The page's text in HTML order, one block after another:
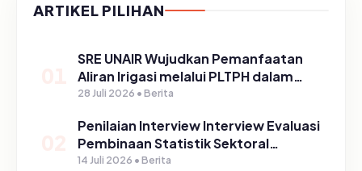
ARTIKEL PILIHAN
SRE UNAIR Wujudkan Pemanfaatan
Aliran Irigasi melalui PLTPH dalam
Program TIRTA PELITA di Desa
28 Juli 2026 • Berita
Penilaian Interview Interview Evaluasi
Pembinaan Statistik Sektoral
Kabupaten Pasuruan
14 Juli 2026 • Berita